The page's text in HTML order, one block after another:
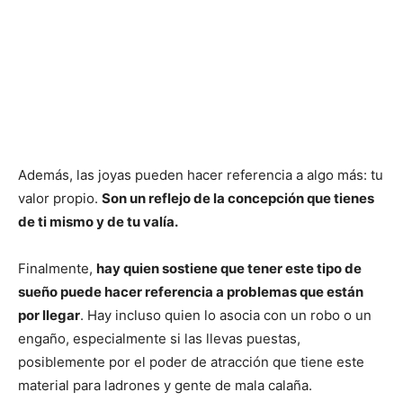
Además, las joyas pueden hacer referencia a algo más: tu
valor propio. Son un reflejo de la concepción que tienes
de ti mismo y de tu valía.
Finalmente, hay quien sostiene que tener este tipo de
sueño puede hacer referencia a problemas que están
por llegar. Hay incluso quien lo asocia con un robo o un
engaño, especialmente si las llevas puestas,
posiblemente por el poder de atracción que tiene este
material para ladrones y gente de mala calaña.